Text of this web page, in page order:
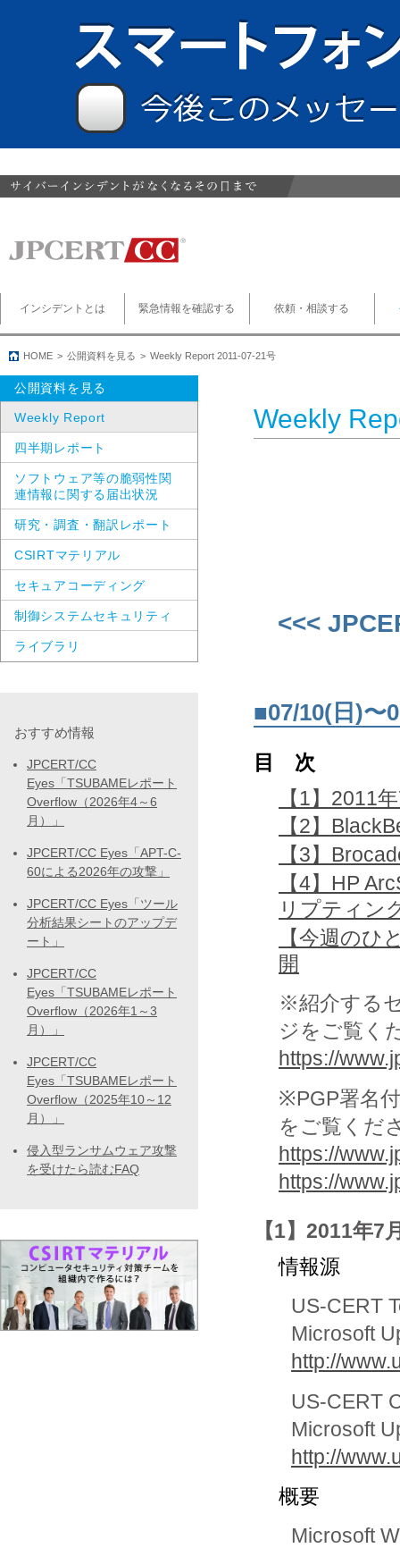
インシデントとは 緊急情報を確認する 依頼・相談する
HOME 公開資料を見る Weekly Report 2011-07-21号
Weekly
<<<
■07/10(日)〜
目 次
【1】2011
【2】
【3】
【4】HP
リプティン
【今週のひ
開
※紹介する
ジをご覧く
https://
※PGP署名
をご覧くだ
https://
https://
【1】2011年
情報源
US-CERT
Microsoft
http://
US-CERT
Microsoft
http://
概要
Microsoft
公開資料を見る
Weekly Report
四半期レポート
ソフトウェア等の脆弱性関
連情報に関する届出状況
研究・調査・翻訳レポート
CSIRTマテリアル
セキュアコーディング
制御システムセキュリティ
ライブラリ
おすすめ情報
JPCERT/CC
Eyes「TSUBAMEレポート
Overflow（2026年4～6
月）」
JPCERT/CC Eyes「APT-C-
60による2026年の攻撃」
JPCERT/CC Eyes「ツール
分析結果シートのアップデ
ート」
JPCERT/CC
Eyes「TSUBAMEレポート
Overflow（2026年1～3
月）」
JPCERT/CC
Eyes「TSUBAMEレポート
Overflow（2025年10～12
月）」
侵入型ランサムウェア攻撃
を受けたら読むFAQ